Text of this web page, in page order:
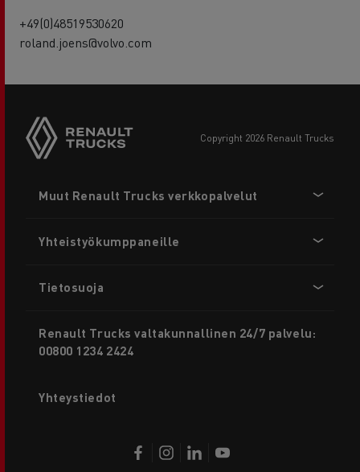
+49(0)48519530620
roland.joens@volvo.com
copyright 2026 Renault Trucks
menu
Muut Renault Trucks verkkopalvelut
Yhteistyökumppaneille
Tietosuoja
Renault Trucks valtakunnallinen 24/7 palvelu:
00800 1234 2424
Yhteystiedot